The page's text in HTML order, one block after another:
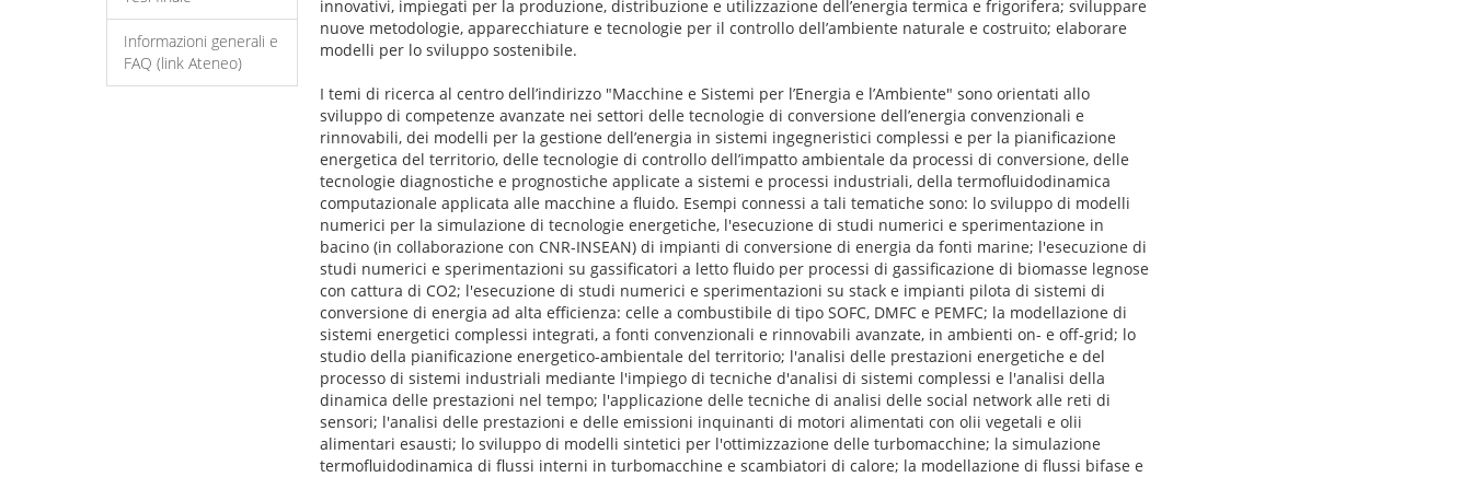
Informazioni generali e
FAQ (link Ateneo)
innovativi, impiegati per la produzione, distribuzione e utilizzazione dell’energia termica e frigorifera; sviluppare
nuove metodologie, apparecchiature e tecnologie per il controllo dell’ambiente naturale e costruito; elaborare
modelli per lo sviluppo sostenibile.
I temi di ricerca al centro dell’indirizzo "Macchine e Sistemi per l’Energia e l’Ambiente" sono orientati allo
sviluppo di competenze avanzate nei settori delle tecnologie di conversione dell’energia convenzionali e
rinnovabili, dei modelli per la gestione dell’energia in sistemi ingegneristici complessi e per la pianificazione
energetica del territorio, delle tecnologie di controllo dell’impatto ambientale da processi di conversione, delle
tecnologie diagnostiche e prognostiche applicate a sistemi e processi industriali, della termofluidodinamica
computazionale applicata alle macchine a fluido. Esempi connessi a tali tematiche sono: lo sviluppo di modelli
numerici per la simulazione di tecnologie energetiche, l'esecuzione di studi numerici e sperimentazione in
bacino (in collaborazione con CNR-INSEAN) di impianti di conversione di energia da fonti marine; l'esecuzione di
studi numerici e sperimentazioni su gassificatori a letto fluido per processi di gassificazione di biomasse legnose
con cattura di CO2; l'esecuzione di studi numerici e sperimentazioni su stack e impianti pilota di sistemi di
conversione di energia ad alta efficienza: celle a combustibile di tipo SOFC, DMFC e PEMFC; la modellazione di
sistemi energetici complessi integrati, a fonti convenzionali e rinnovabili avanzate, in ambienti on- e off-grid; lo
studio della pianificazione energetico-ambientale del territorio; l'analisi delle prestazioni energetiche e del
processo di sistemi industriali mediante l'impiego di tecniche d'analisi di sistemi complessi e l'analisi della
dinamica delle prestazioni nel tempo; l'applicazione delle tecniche di analisi delle social network alle reti di
sensori; l'analisi delle prestazioni e delle emissioni inquinanti di motori alimentati con olii vegetali e olii
alimentari esausti; lo sviluppo di modelli sintetici per l'ottimizzazione delle turbomacchine; la simulazione
termofluidodinamica di flussi interni in turbomacchine e scambiatori di calore; la modellazione di flussi bifase e